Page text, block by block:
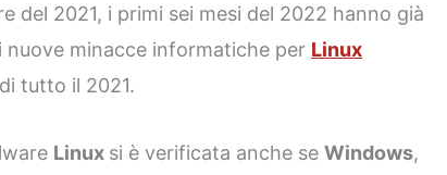
del 2021, i primi sei mesi del 2022 hanno già
nuove minacce informatiche per Linux
tutto il 2021.
Linux si è verificata anche seWindows,